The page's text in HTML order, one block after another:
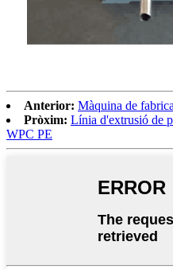
Anterior: Màquina de
Pròxim: Línia d'extrusió de
WPC PE